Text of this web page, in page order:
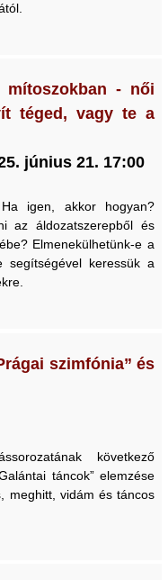
- női
téged, vagy te a
június 21. 17:00
igen, akkor hogyan?
az áldozatszerepből és
Elmenekülhetünk-e a
segítségével keressük a
szimfónia” és
következő
táncok” elemzése
meghitt, vidám és táncos